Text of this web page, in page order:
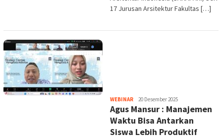
17 Jurusan Arsitektur Fakultas […]
WEBINARHeri
Purwata
20 Desember 2025
Agus Mansur : Manajemen
Waktu Bisa Antarkan
Siswa Lebih Produktif